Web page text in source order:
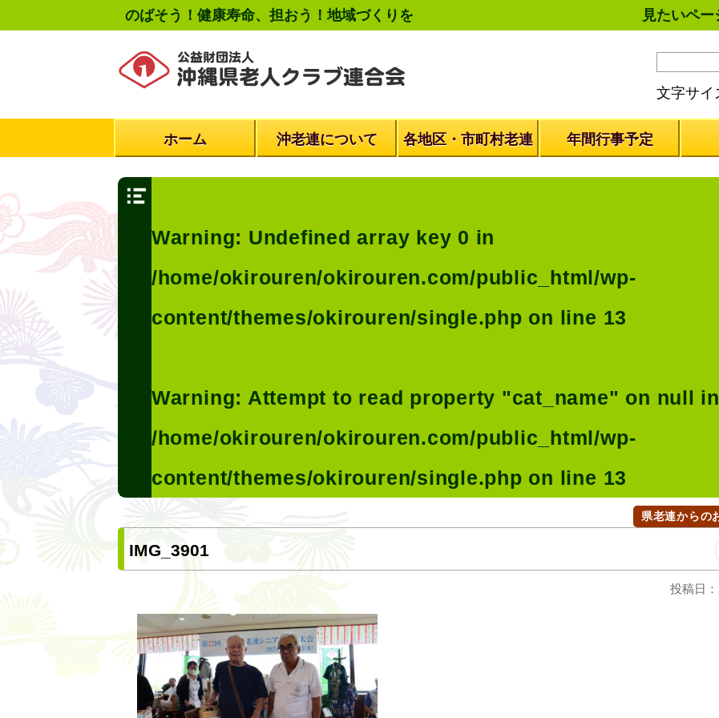
のばそう！健康寿命、担おう！地域づくりを 見たいペ
文字サ
ホーム 沖老連について 各地区・市町村老連 年間行事予定
Warning: Undefined array key 0 in
/home/okirouren/okirouren.com/public_html/wp-
content/themes/okirouren/single.php on line 13
Warning: Attempt to read property "cat_name" on null in
/home/okirouren/okirouren.com/public_html/wp-
content/themes/okirouren/single.php on line 13
県老連からの
IMG_3901
投稿日